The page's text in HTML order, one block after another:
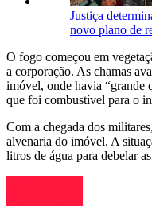
Justiça
novo plano de
O fogo começou em
a corporação. As chamas
imóvel, onde havia “grande
que foi combustível para o
Com a chegada dos
alvenaria do imóvel. A
litros de água para debelar